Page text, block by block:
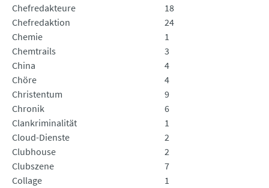
Chefredakteure
18
Chefredaktion
24
Chemie
1
Chemtrails
3
China
4
Chöre
4
Christentum
9
Chronik
6
Clankriminalität
1
Cloud-Dienste
2
Clubhouse
2
Clubszene
7
Collage
1